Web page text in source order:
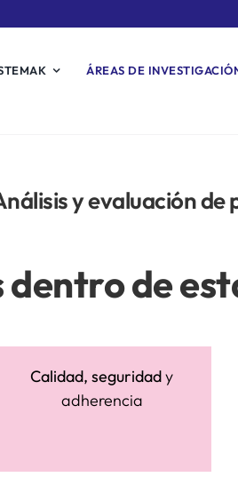
ÁREAS DE
y evaluación de
de
Calidad, seguridady
adherencia